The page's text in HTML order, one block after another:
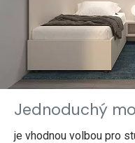
Jednoduchý
je vhodnou volbou pro